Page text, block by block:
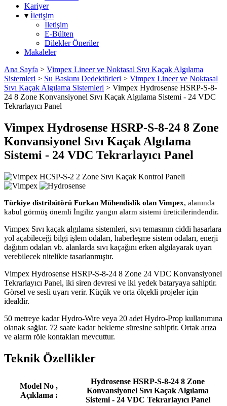
Kariyer
▾ İletişim
İletişim
E-Bülten
Dilekler Öneriler
Makaleler
Ana Sayfa > Vimpex Lineer ve Noktasal Sıvı Kaçak Algılama
Sistemleri > Su Baskını Dedektörleri > Vimpex Lineer ve Noktasal
Sıvı Kaçak Algılama Sistemleri > Vimpex Hydrosense HSRP-S-8-
24 8 Zone Konvansiyonel Sıvı Kaçak Algılama Sistemi - 24 VDC
Tekrarlayıcı Panel
Vimpex Hydrosense HSRP-S-8-24 8 Zone
Konvansiyonel Sıvı Kaçak Algılama
Sistemi - 24 VDC Tekrarlayıcı Panel
Türkiye distribütörü Furkan Mühendislik olan Vimpex, alanında
kabul görmüş önemli İngiliz yangın alarm sistemi üreticilerindendir.
Vimpex Sıvı kaçak algılama sistemleri, sıvı temasının ciddi hasarlara
yol açabileceği bilgi işlem odaları, haberleşme sistem odaları, enerji
dağıtım odaları vb. alanlarda sıvı kaçağını erken algılayarak uyarı
verebilecek nitelikte tasarlanmıştır.
Vimpex Hydrosense HSRP-S-8-24 8 Zone 24 VDC Konvansiyonel
Tekrarlayıcı Panel, iki siren devresi ve iki yedek bataryaya sahiptir.
Görsel ve sesli uyarı verir. Küçük ve orta ölçekli projeler için
idealdir.
50 metreye kadar Hydro-Wire veya 20 adet Hydro-Prop kullanımına
olanak sağlar. 72 saate kadar bekleme süresine sahiptir. Ortak arıza
ve alarm röle kontakları mevcuttur.
Teknik Özellikler
Model No ,
Açıklama :
Hydrosense HSRP-S-8-24 8 Zone
Konvansiyonel Sıvı Kaçak Algılama
Sistemi - 24 VDC Tekrarlayıcı Panel